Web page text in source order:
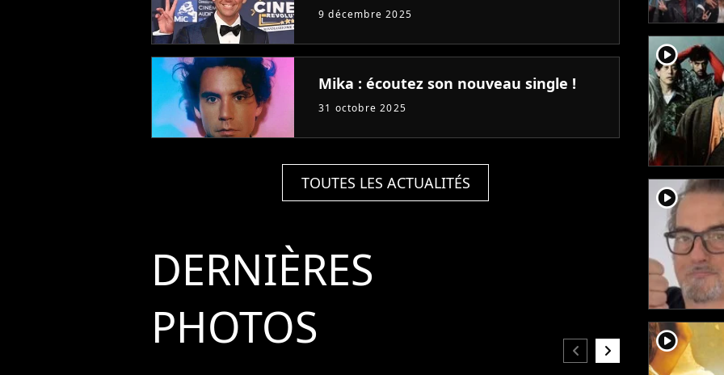
9 décembre 2025
Mika : écoutez son nouveau single !
31 octobre 2025
TOUTES LES ACTUALITÉS
DERNIÈRES
PHOTOS
chevron_left chevron_right
player2
player2
player2